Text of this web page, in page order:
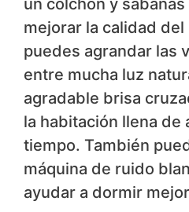
un colchón y
mejorar la calidad
puedes agrandar las
entre mucha luz
agradable brisa
la habitación llena de
tiempo. También
máquina de ruido
ayudar a dormir